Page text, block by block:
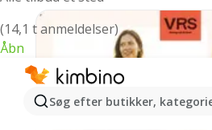
(14,1 t anmeldelser)
Åbn
Søg efter butikker,